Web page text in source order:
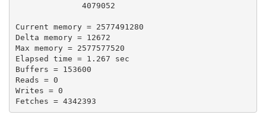
Current memory = 2577491280
Delta memory = 12672
Max memory = 2577577520
Elapsed time = 1.267 sec
Buffers = 153600
Reads = 0
Writes = 0
Fetches = 4342393